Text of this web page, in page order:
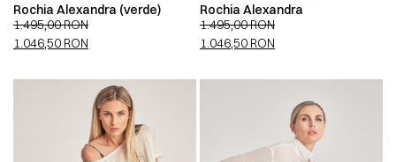
Rochia Alexandra (verde)
1.495,00RON
1.046,50 RON
Rochia Alexandra
1.495,00RON
1.046,50 RON